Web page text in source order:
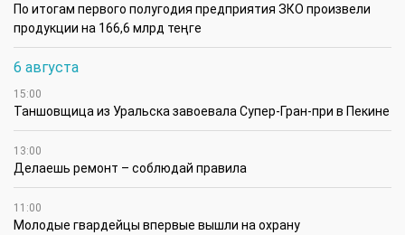
По итогам первого полугодия предприятия ЗКО произвели
продукции на 166,6 млрд теңге
6 августа
15:00
Таншовщица из Уральска завоевала Супер-Гран-при в Пекине
13:00
Делаешь ремонт – соблюдай правила
11:00
Молодые гвардейцы впервые вышли на охрану